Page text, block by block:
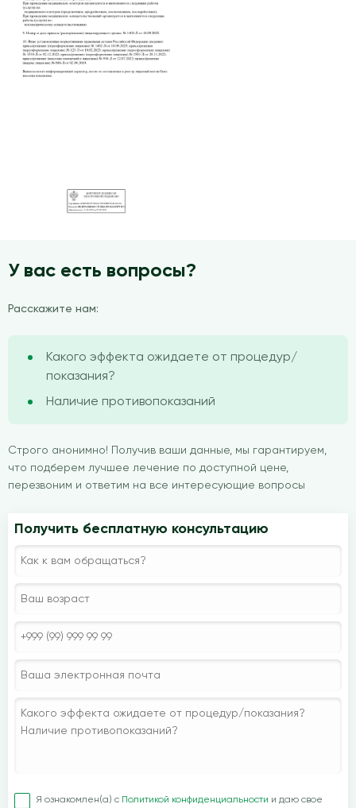
У вас есть вопросы?
Расскажите нам:
Какого эффекта ожидаете от процедур/
показания?
Наличие противопоказаний
Строго анонимно! Получив ваши данные, мы гарантируем,
что подберем лучшее лечение по доступной цене,
перезвоним и ответим на все интересующие вопросы
Получить бесплатную консультацию
Я ознакомлен(а) с Политикой конфиденциальности и даю свое